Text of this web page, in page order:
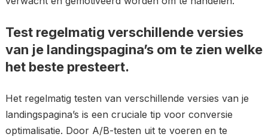
Test regelmatig verschillende versies
van je landingspagina’s om te zien welke
het beste presteert.
Het regelmatig testen van verschillende versies van je
landingspagina’s is een cruciale tip voor conversie
optimalisatie. Door A/B-testen uit te voeren en te